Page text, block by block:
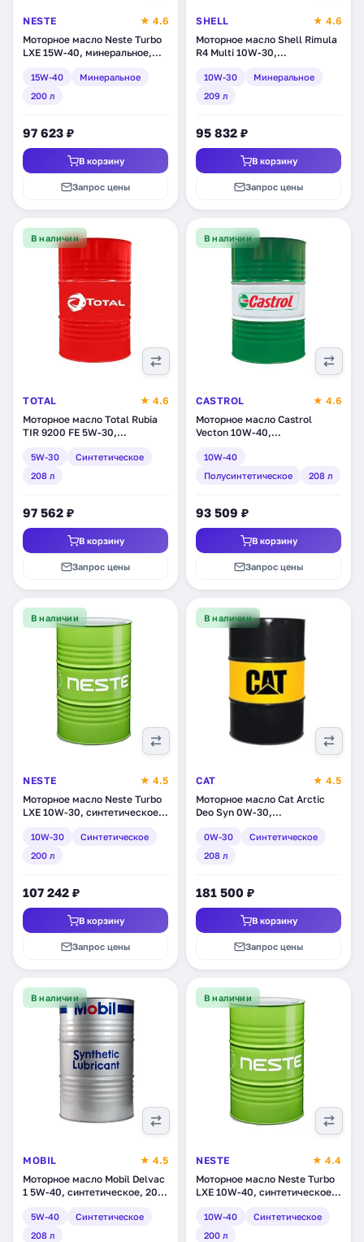
NESTE
★ 4.6
Моторное масло Neste Turbo
LXE 15W-40, минеральное,
15W-40
Минеральное
200 л
97 623 ₽
В корзину
Запрос цены
SHELL
★ 4.6
Моторное масло Shell Rimula
R4 Multi 10W-30,
(550041356)
10W-30
Минеральное
209 л
95 832 ₽
В корзину
Запрос цены
В наличии
TOTAL
★ 4.6
Моторное масло Total Rubia
TIR 9200 FE 5W-30,
(126428)
5W-30
Синтетическое
208 л
97 562 ₽
В корзину
Запрос цены
В наличии
CASTROL
★ 4.6
Моторное масло Castrol
Vecton 10W-40,
(1532DF)
10W-40
Полусинтетическое
208 л
93 509 ₽
В корзину
Запрос цены
В наличии
NESTE
★ 4.5
Моторное масло Neste Turbo
LXE 10W-30, синтетическое,
10W-30
Синтетическое
200 л
107 242 ₽
В корзину
Запрос цены
В наличии
CAT
★ 4.5
Моторное масло Cat Arctic
Deo Syn 0W-30,
(PEHJ0008)
0W-30
Синтетическое
208 л
181 500 ₽
В корзину
Запрос цены
В наличии
MOBIL
★ 4.5
Моторное масло Mobil Delvac
1 5W-40, синтетическое, 208
5W-40
Синтетическое
208 л
В наличии
NESTE
★ 4.4
Моторное масло Neste Turbo
LXE 10W-40, синтетическое,
10W-40
Синтетическое
200 л